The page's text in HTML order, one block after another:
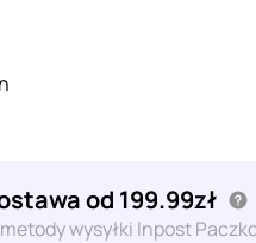
od 199.99zł
wysyłki Inpost